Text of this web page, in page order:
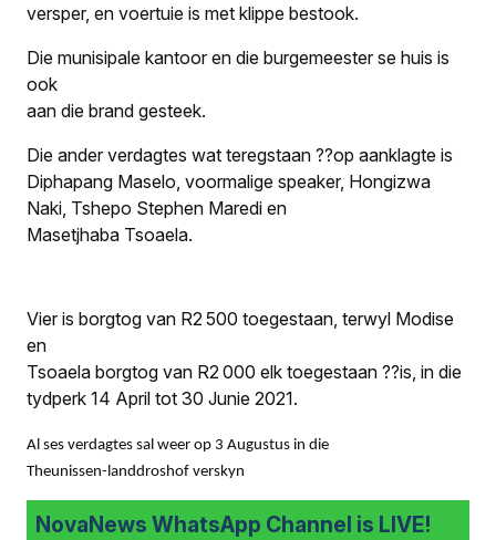
versper, en voertuie is met klippe bestook.
Die munisipale kantoor en die burgemeester se huis is
ook
aan die brand gesteek.
Die ander verdagtes wat teregstaan ??op aanklagte is
Diphapang Maselo, voormalige speaker, Hongizwa
Naki, Tshepo Stephen Maredi en
Masetjhaba Tsoaela.
Vier is borgtog van R2 500 toegestaan, terwyl Modise
en
Tsoaela borgtog van R2 000 elk toegestaan ??is, in die
tydperk 14 April tot 30 Junie 2021.
Al ses verdagtes sal weer op 3 Augustus in die
Theunissen-landdroshof verskyn
NovaNews WhatsApp Channel is LIVE!